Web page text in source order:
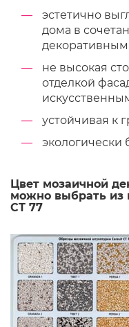
эстетично
дома в
не высокая
отделкой
устойчивая к
экологически
Цвет мозаичной
можно выбрать из
CT 77